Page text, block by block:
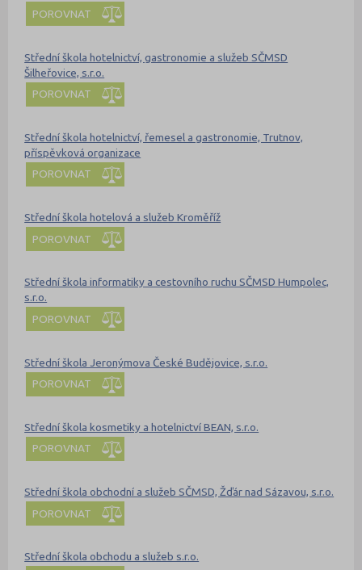
POROVNAT
Střední škola hotelnictví, gastronomie a služeb SČMSD
Šilheřovice, s.r.o.
POROVNAT
Střední škola hotelnictví, řemesel a gastronomie, Trutnov,
příspěvková organizace
POROVNAT
Střední škola hotelová a služeb Kroměříž
POROVNAT
Střední škola informatiky a cestovního ruchu SČMSD Humpolec,
s.r.o.
POROVNAT
Střední škola Jeronýmova České Budějovice, s.r.o.
POROVNAT
Střední škola kosmetiky a hotelnictví BEAN, s.r.o.
POROVNAT
Střední škola obchodní a služeb SČMSD, Žďár nad Sázavou, s.r.o.
POROVNAT
Střední škola obchodu a služeb s.r.o.